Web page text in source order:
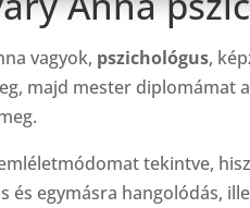
vagyok, pszichológus,
majd mester diplomámat
tekintve,
és egymásra hangolódás,